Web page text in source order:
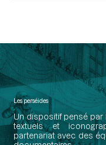
Les perséides
Un dispositif pensé
textuels et
partenariat avec des